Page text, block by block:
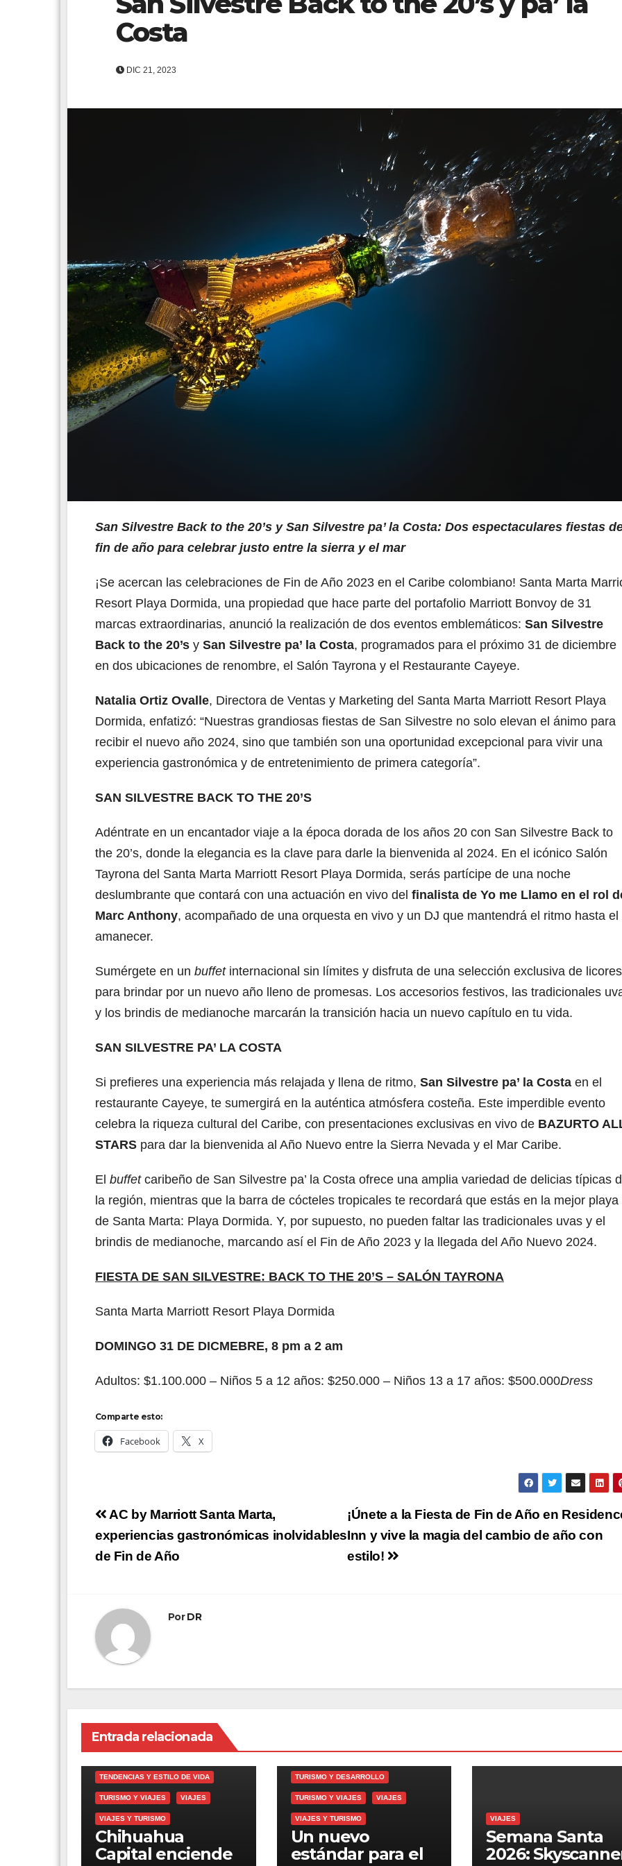
Costa
DIC 21, 2023
San Silvestre Back to the 20’s y San Silvestre pa’ la Costa: Dos espectaculares fiestas
fin de año para celebrar justo entre la sierra y el mar
¡Se acercan las celebraciones de Fin de Año 2023 en el Caribe colombiano! Santa Marta
Resort Playa Dormida, una propiedad que hace parte del portafolio Marriott Bonvoy de 31
marcas extraordinarias, anunció la realización de dos eventos emblemáticos: San Silvestre
Back to the 20’s y San Silvestre pa’ la Costa, programados para el próximo 31 de diciembre
en dos ubicaciones de renombre, el Salón Tayrona y el Restaurante Cayeye.
Natalia Ortiz Ovalle, Directora de Ventas y Marketing del Santa Marta Marriott Resort Playa
Dormida, enfatizó: “Nuestras grandiosas fiestas de San Silvestre no solo elevan el ánimo para
recibir el nuevo año 2024, sino que también son una oportunidad excepcional para vivir una
experiencia gastronómica y de entretenimiento de primera categoría”.
SAN SILVESTRE BACK TO THE 20’S
Adéntrate en un encantador viaje a la época dorada de los años 20 con San Silvestre Back to
the 20’s, donde la elegancia es la clave para darle la bienvenida al 2024. En el icónico Salón
Tayrona del Santa Marta Marriott Resort Playa Dormida, serás partícipe de una noche
deslumbrante que contará con una actuación en vivo del finalista de Yo me Llamo en el rol
Marc Anthony, acompañado de una orquesta en vivo y un DJ que mantendrá el ritmo hasta el
amanecer.
Sumérgete en un buffetinternacional sin límites y disfruta de una selección exclusiva de licores
para brindar por un nuevo año lleno de promesas. Los accesorios festivos, las tradicionales
y los brindis de medianoche marcarán la transición hacia un nuevo capítulo en tu vida.
SAN SILVESTRE PA’ LA COSTA
Si prefieres una experiencia más relajada y llena de ritmo, San Silvestre pa’ la Costa en el
restaurante Cayeye, te sumergirá en la auténtica atmósfera costeña. Este imperdible evento
celebra la riqueza cultural del Caribe, con presentaciones exclusivas en vivo de BAZURTO
STARS para dar la bienvenida al Año Nuevo entre la Sierra Nevada y el Mar Caribe.
El buffetcaribeño de San Silvestre pa’ la Costa ofrece una amplia variedad de delicias típicas
la región, mientras que la barra de cócteles tropicales te recordará que estás en la mejor playa
de Santa Marta: Playa Dormida. Y, por supuesto, no pueden faltar las tradicionales uvas y el
brindis de medianoche, marcando así el Fin de Año 2023 y la llegada del Año Nuevo 2024.
FIESTA DE SAN SILVESTRE: BACK TO THE 20’S – SALÓN TAYRONA
Santa Marta Marriott Resort Playa Dormida
DOMINGO 31 DE DICMEBRE, 8 pm a 2 am
Adultos: $1.100.000 – Niños 5 a 12 años: $250.000 – Niños 13 a 17 años: $500.000Dress
Comparte esto:
Facebook X
Navegación
de
entradas
¡Únete a la Fiesta de Fin de Año en
Inn y vive la magia del cambio de año con
estilo!
AC by Marriott Santa Marta,
experiencias gastronómicas inolvidables
de Fin de Año
PorDR
Entrada relacionada
TENDENCIAS Y ESTILO DE VIDA
TURISMO Y VIAJES VIAJES
VIAJES Y TURISMO
Chihuahua
Capital enciende
TURISMO Y DESARROLLO
TURISMO Y VIAJES VIAJES
VIAJES Y TURISMO
Un nuevo
estándar para el
VIAJES
Semana Santa
2026: